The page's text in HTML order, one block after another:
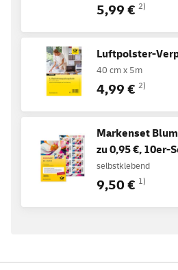
5,99 € 2)
Luftpolster-
40 cm x 5m
4,99 € 2)
Markenset
zu 0,95 €, 10er-
selbstklebend
9,50 € 1)